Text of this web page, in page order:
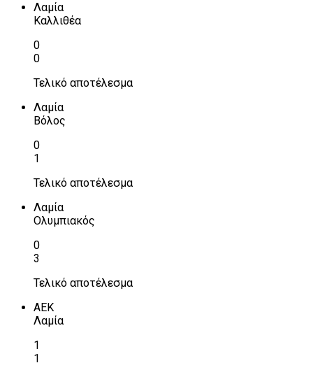
Λαμία
Καλλιθέα
0
0
Τελικό αποτέλεσμα
Λαμία
Βόλος
0
1
Τελικό αποτέλεσμα
Λαμία
Ολυμπιακός
0
3
Τελικό αποτέλεσμα
ΑΕΚ
Λαμία
1
1